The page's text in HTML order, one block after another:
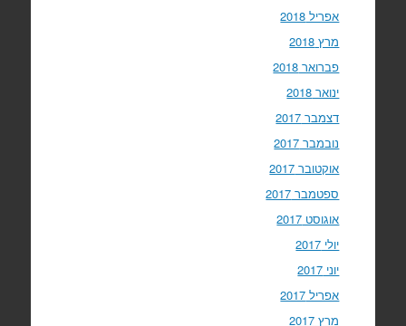
אפריל 2018
מרץ 2018
פברואר 2018
ינואר 2018
דצמבר 2017
נובמבר 2017
אוקטובר 2017
ספטמבר 2017
אוגוסט 2017
יולי 2017
יוני 2017
אפריל 2017
מרץ 2017